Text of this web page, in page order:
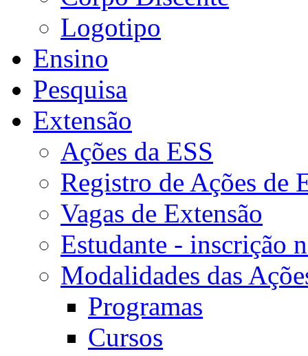
Logotipo
Ensino
Pesquisa
Extensão
Ações da ESS
Registro de Ações de
Vagas de Extensão
Estudante - inscrição
Modalidades das
Programas
Cursos